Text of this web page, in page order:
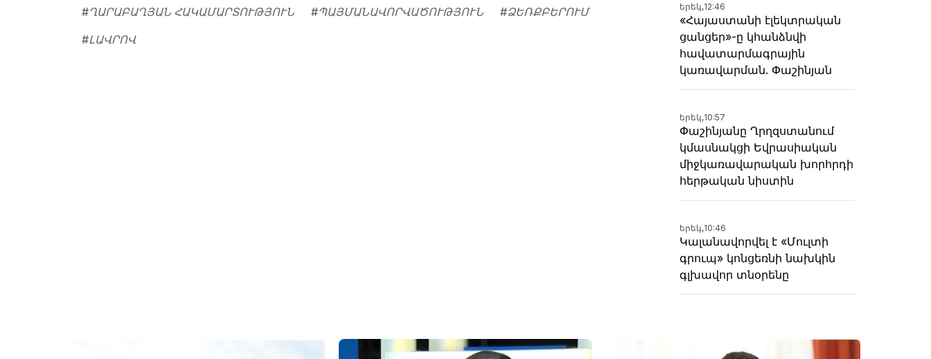
#ՂԱՐԱԲԱՂՅԱՆ ՀԱԿԱՄԱՐՏՈՒԹՅՈՒՆ #ՊԱՅՄԱՆԱՎՈՐՎԱԾՈՒԹՅՈՒՆ #ՁԵՌՔԲԵՐՈՒՄ
#ԼԱՎՐՈՎ
երեկ,12:46
«Հայաստանի էլեկտրական
ցանցեր»-ը կհանձնվի
հավատարմագրային
կառավարման. Փաշինյան
երեկ,10:57
Փաշինյանը Ղրղզստանում
կմասնակցի Եվրասիական
միջկառավարական խորհրդի
հերթական նիստին
երեկ,10:46
Կալանավորվել է «Մուլտի
գրուպ» կոնցեռնի նախկին
գլխավոր տնօրենը